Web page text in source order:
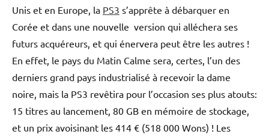
Unis et en Europe, la PS3 s’apprête à débarquer en
Corée et dans une nouvelle version qui alléchera ses
futurs acquéreurs, et qui énervera peut être les autres !
En effet, le pays du Matin Calme sera, certes, l’un des
derniers grand pays industrialisé à recevoir la dame
noire, mais la PS3 revêtira pour l’occasion ses plus atouts:
15 titres au lancement, 80 GB en mémoire de stockage,
et un prix avoisinant les 414 € (518 000 Wons) ! Les